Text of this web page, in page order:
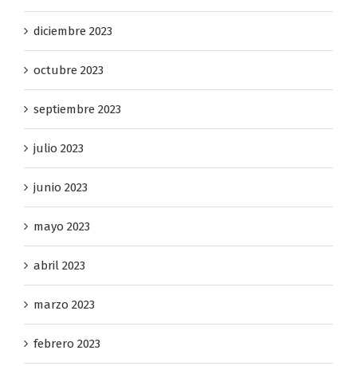
diciembre 2023
octubre 2023
septiembre 2023
julio 2023
junio 2023
mayo 2023
abril 2023
marzo 2023
febrero 2023